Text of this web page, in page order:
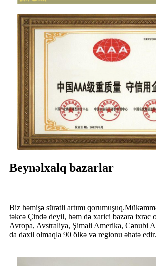
Beynəlxalq bazarlar
Biz həmişə sürətli artımı
təkcə Çində deyil, həm də xarici bazara ixrac
Avropa, Avstraliya, Şimali Amerika, Cənubi
da daxil olmaqla 90 ölkə və regionu əhatə edir.